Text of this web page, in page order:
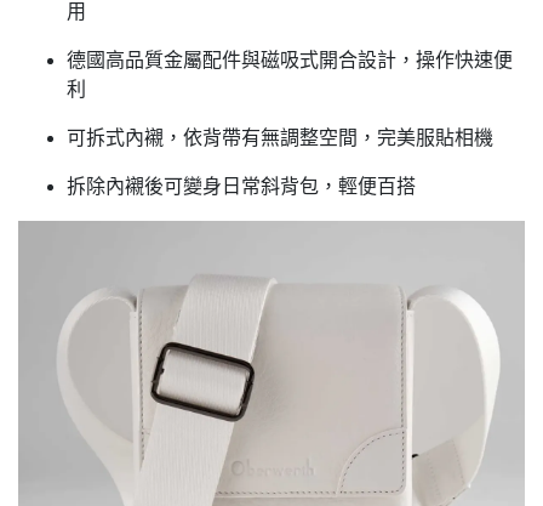
用
德國高品質金屬配件與磁吸式開合設計，操作快速便
利
可拆式內襯，依背帶有無調整空間，完美服貼相機
拆除內襯後可變身日常斜背包，輕便百搭